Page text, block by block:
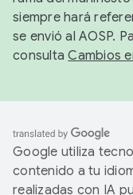
siempre hará
se envió al AOSP.
consultaCambios
Google utiliza
contenido a tu
realizadas con IA